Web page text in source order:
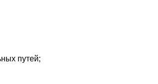
путей;